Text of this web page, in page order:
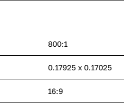
800:1
0.17925 x 0.17025
16:9